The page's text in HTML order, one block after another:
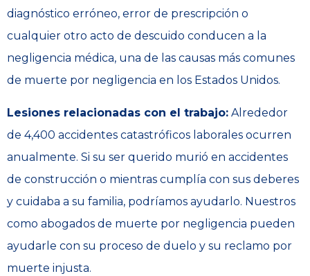
diagnóstico erróneo, error de prescripción o
cualquier otro acto de descuido conducen a la
negligencia médica, una de las causas más comunes
de muerte por negligencia en los Estados Unidos.
Lesiones relacionadas con el trabajo: Alrededor
de 4,400 accidentes catastróficos laborales ocurren
anualmente. Si su ser querido murió en accidentes
de construcción o mientras cumplía con sus deberes
y cuidaba a su familia, podríamos ayudarlo. Nuestros
como abogados de muerte por negligencia pueden
ayudarle con su proceso de duelo y su reclamo por
muerte injusta.